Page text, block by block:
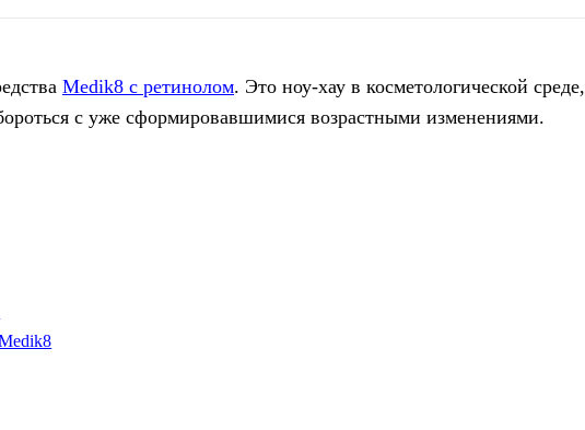
Medik8 с ретинолом. Это ноу-хау в косметологической среде,
с уже сформировавшимися возрастными изменениями.